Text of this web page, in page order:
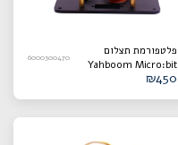
פלטפורמת תצלום
Yahboom Micro:bit
מצלמה
6000300470
₪450